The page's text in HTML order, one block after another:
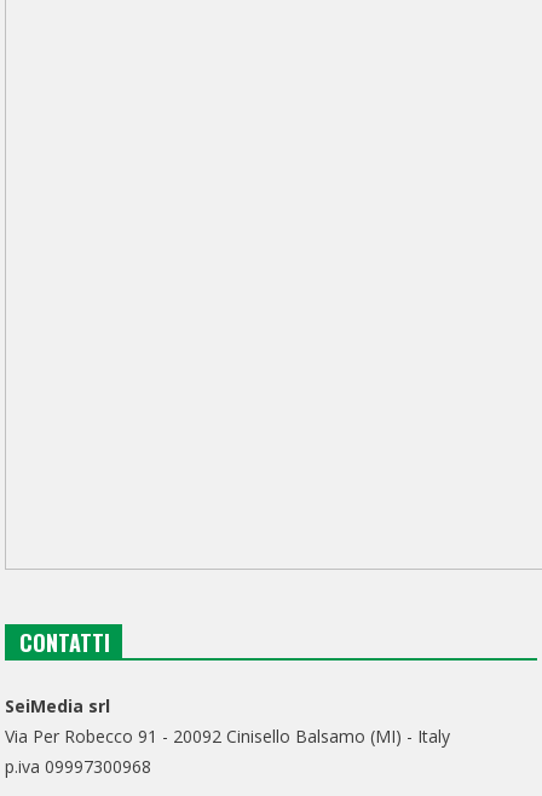
CONTATTI
SeiMedia srl
Via Per Robecco 91 - 20092 Cinisello Balsamo (MI) - Italy
p.iva 09997300968